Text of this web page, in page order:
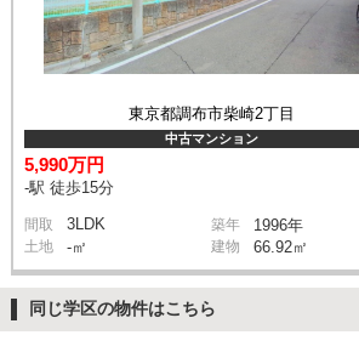
東京都調布市柴崎2丁目
中古マンション
5,990万円
-駅 徒歩15分
間取 3LDK 築年 1996年
土地 -㎡ 建物 66.92㎡
同じ学区の物件はこちら